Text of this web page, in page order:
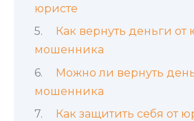
юристе
Как вернуть деньги от
мошенника
Можно ли вернуть
мошенника
Как защитить себя от